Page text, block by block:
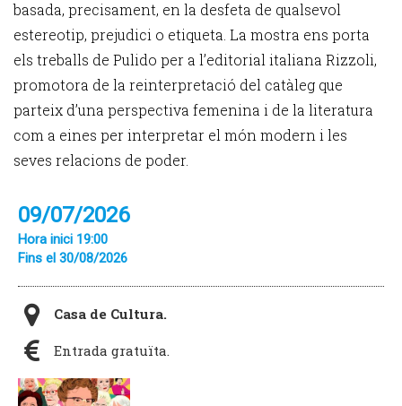
basada, precisament, en la desfeta de qualsevol
estereotip, prejudici o etiqueta. La mostra ens porta
els treballs de Pulido per a l’editorial italiana Rizzoli,
promotora de la reinterpretació del catàleg que
parteix d’una perspectiva femenina i de la literatura
com a eines per interpretar el món modern i les
seves relacions de poder.
09/07/2026
Hora inici 19:00
Fins el 30/08/2026
Casa de Cultura.
Entrada gratuïta.